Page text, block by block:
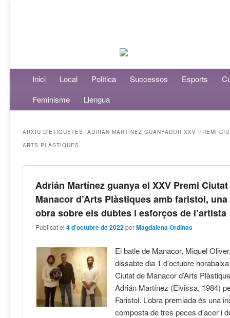
Menú principalAneu al contingut principal
Aneu al contingut secundari
Inici Local Política Successos Esports
Feminisme
Llengua
ARXIU D'ETIQUETES:ADRIÁN MARTÍNEZ GUANYADOR XXV PREMI
ARTS PLÀSTIQUES
Adrián Martínez guanya el XXV Premi
Manacor d’Arts Plàstiques amb faristol, una
obra sobre els dubtes i esforços de l’artista
Publicat el4 d'octubre de 2022 perMagdalena Ordinas
El batle de Manacor, Miquel
dissabte dia 1 d’octubre
Ciutat de Manacor d’Arts
Adrián Martínez (Eivissa, 1984)
Faristol. L’obra premiada és una
composta de tres peces d’acer i